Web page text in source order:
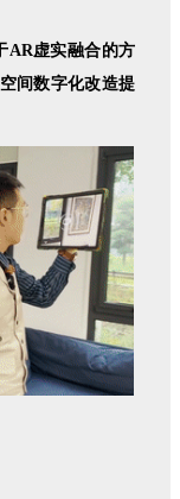
AR虚实融合的方
间数字化改造提